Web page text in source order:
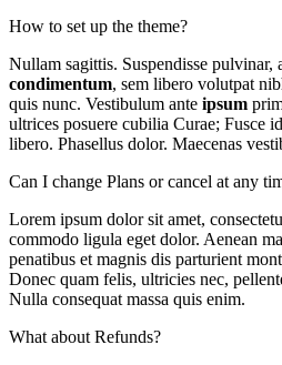
How to set up the theme?
Nullam sagittis. Suspendisse pulvinar,
condimentum, sem libero volutpat
quis nunc. Vestibulum ante ipsum
ultrices posuere cubilia Curae; Fusce
libero. Phasellus dolor. Maecenas
Can I change Plans or cancel at any
Lorem ipsum dolor sit amet,
commodo ligula eget dolor. Aenean
penatibus et magnis dis parturient
Donec quam felis, ultricies nec,
Nulla consequat massa quis enim.
What about Refunds?